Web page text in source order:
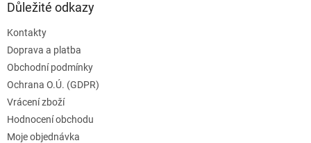
Důležité odkazy
Kontakty
Doprava a platba
Obchodní podmínky
Ochrana O.Ú. (GDPR)
Vrácení zboží
Hodnocení obchodu
Moje objednávka